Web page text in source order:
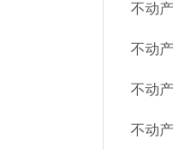
不动
不动
不动
不动